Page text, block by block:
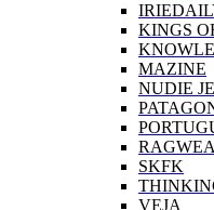
KINGS
MAZINE
NUDIE
SKFK
VEJA